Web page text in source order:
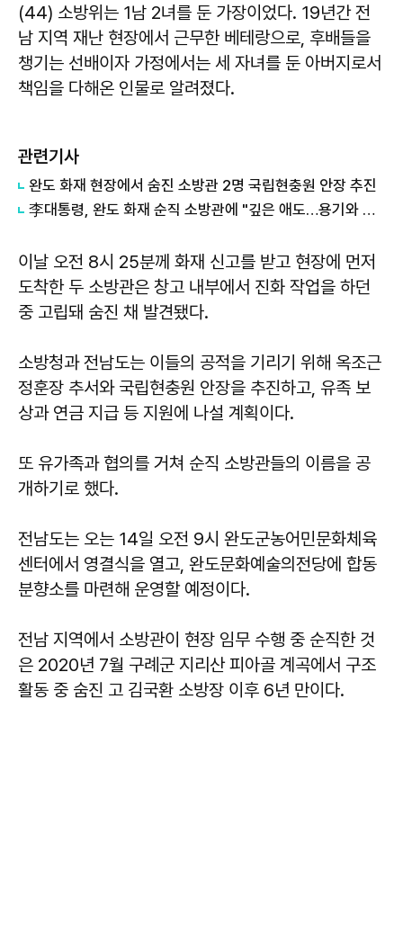
(44) 소방위는 1남 2녀를 둔 가장이었다. 19년간 전
남 지역 재난 현장에서 근무한 베테랑으로, 후배들을
챙기는 선배이자 가정에서는 세 자녀를 둔 아버지로서
책임을 다해온 인물로 알려졌다.
관련기사
완도 화재 현장에서 숨진 소방관 2명 국립현충원 안장 추진
李대통령, 완도 화재 순직 소방관에 "깊은 애도…용기와 헌신에 경의"
이날 오전 8시 25분께 화재 신고를 받고 현장에 먼저
도착한 두 소방관은 창고 내부에서 진화 작업을 하던
중 고립돼 숨진 채 발견됐다.
소방청과 전남도는 이들의 공적을 기리기 위해 옥조근
정훈장 추서와 국립현충원 안장을 추진하고, 유족 보
상과 연금 지급 등 지원에 나설 계획이다.
또 유가족과 협의를 거쳐 순직 소방관들의 이름을 공
개하기로 했다.
전남도는 오는 14일 오전 9시 완도군농어민문화체육
센터에서 영결식을 열고, 완도문화예술의전당에 합동
분향소를 마련해 운영할 예정이다.
전남 지역에서 소방관이 현장 임무 수행 중 순직한 것
은 2020년 7월 구례군 지리산 피아골 계곡에서 구조
활동 중 숨진 고 김국환 소방장 이후 6년 만이다.